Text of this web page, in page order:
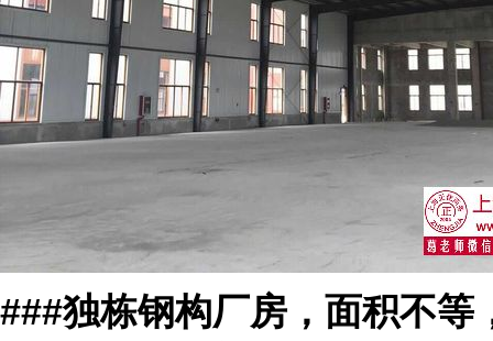
###独栋钢构厂房，面积不